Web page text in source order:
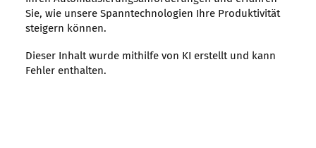
Sie, wie unsere Spanntechnologien Ihre Produktivität
steigern können.
Dieser Inhalt wurde mithilfe von KI erstellt und kann
Fehler enthalten.